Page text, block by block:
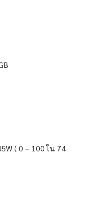
( 0 – 100 ใน 74